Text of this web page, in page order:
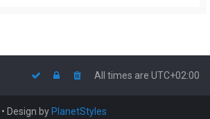
All times are UTC+02:00
• Design by PlanetStyles